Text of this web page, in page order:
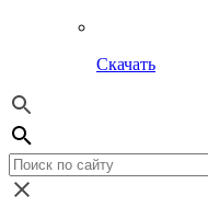
Скачать